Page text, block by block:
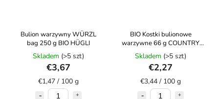
Bulion warzywny WÜRZL
bag 250 g BIO HÜGLI
Skladem (>5 szt)
€3,67
€1,47 / 100 g
BIO Kostki bulionowe
warzywne 66 g COUNTRY
LIFE
Skladem (>5 szt)
€2,27
€3,44 / 100 g